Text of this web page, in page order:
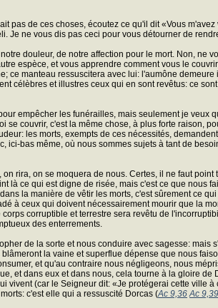
pas de ces choses, écoutez ce qu'il dit «Vous
Je ne vous dis pas ceci pour vous détourner de
douleur, de notre affection pour le mort. Non, ne
espèce, et vous apprendre comment vous le
ce manteau ressuscitera avec lui: l'aumône
célèbres et illustres ceux qui en sont revêtus: ce
empêcher les funérailles, mais seulement je
se couvrir, c'est la même chose, à plus forte raison,
les morts, exempts de ces nécessités,
ici-bas même, où nous sommes sujets à tant de
rira, on se moquera de nous. Certes, il ne faut
là ce qui est digne de risée, mais c'est ce que nous
la manière de vêtir les morts, c'est sûrement ce
à ceux qui doivent nécessairement mourir que la
corruptible et terrestre sera revêtu de
des enterrements.
de la sorte et nous conduire avec sagesse:
la vaine et superflue dépense que nous
et qu'au contraire nous négligeons, nous
et dans eux et dans nous, cela tourne à la gloire
vivent (car le Seigneur dit: «Je protégerai cette ville
c'est elle qui a ressuscité Dorcas (Ac 9,36 Ac 9,39